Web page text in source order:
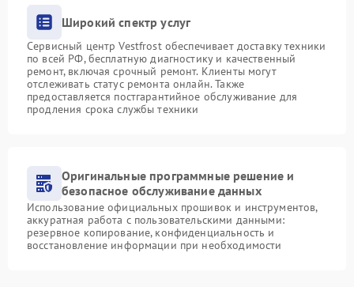
Широкий спектр услуг
Сервисный центр Vestfrost обеспечивает доставку техники
по всей РФ, бесплатную диагностику и качественный
ремонт, включая срочный ремонт. Клиенты могут
отслеживать статус ремонта онлайн. Также
предоставляется постгарантийное обслуживание для
продления срока службы техники
Оригинальные программные решение и
безопасное обслуживание данных
Использование официальных прошивок и инструментов,
аккуратная работа с пользовательскими данными:
резервное копирование, конфиденциальность и
восстановление информации при необходимости